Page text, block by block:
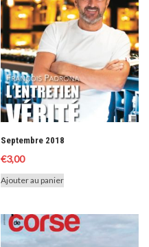
Septembre 2018
€3,00
Ajouter au panier